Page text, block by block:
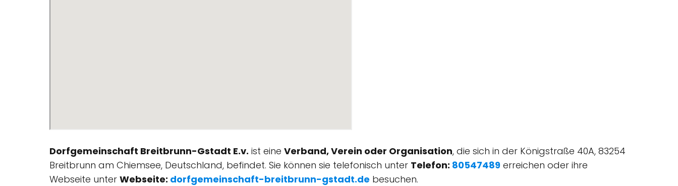
Dorfgemeinschaft Breitbrunn-Gstadt E.v. ist eine Verband, Verein oder Organisation, die sich in der Königstraße 40A, 83254
Breitbrunn am Chiemsee, Deutschland, befindet. Sie können sie telefonisch unter Telefon: 80547489 erreichen oder ihre
Webseite unter Webseite: dorfgemeinschaft-breitbrunn-gstadt.de besuchen.